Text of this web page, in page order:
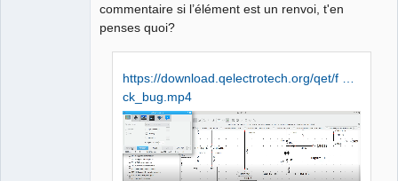
commentaire si l’élément est un renvoi, t'en
penses quoi?
https://download.qelectrotech.org/qet/f …
ck_bug.mp4